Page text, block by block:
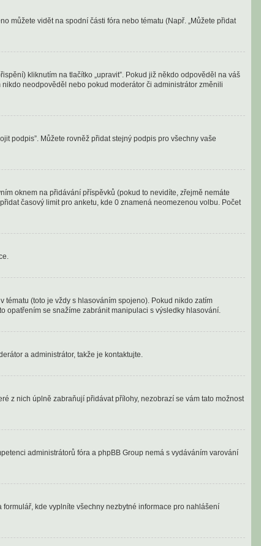
můžete vidět na spodní části fóra nebo tématu (Např. „Můžete přidat
kliknutím na tlačítko „upravit”. Pokud již někdo odpověděl na váš
neodpověděl nebo pokud moderátor či administrátor změnili
podpis”. Můžete rovněž přidat stejný podpis pro všechny vaše
oknem na přidávání příspěvků (pokud to nevidíte, zřejmě nemáte
časový limit pro anketu, kde 0 znamená neomezenou volbu. Počet
(toto je vždy s hlasováním spojeno). Pokud nikdo zatím
opatřením se snažíme zabránit manipulaci s výsledky hlasování.
a administrátor, takže je kontaktujte.
z nich úplně zabraňují přidávat přílohy, nezobrazí se vám tato možnost
administrátorů fóra a phpBB Group nemá s vydáváním varování
kde vyplníte všechny nezbytné informace pro nahlášení